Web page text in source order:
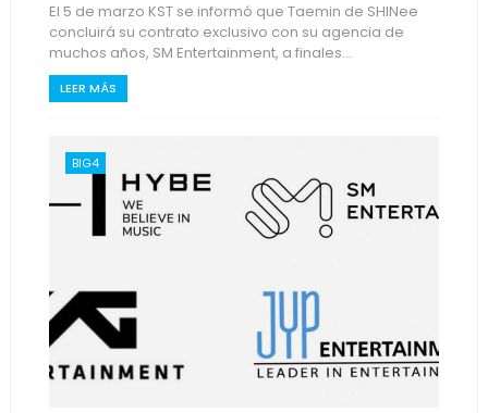
El 5 de marzo KST se informó que Taemin de SHINee
concluirá su contrato exclusivo con su agencia de
muchos años, SM Entertainment, a finales...
LEER MÁS
BIG4